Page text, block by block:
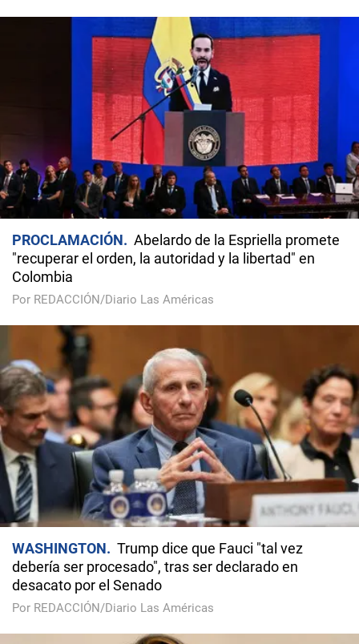
PROCLAMACIÓN
Abelardo de la Espriella promete
"recuperar el orden, la autoridad y la libertad" en
Colombia
Por REDACCIÓN/Diario Las Américas
WASHINGTON
Trump dice que Fauci "tal vez
debería ser procesado", tras ser declarado en
desacato por el Senado
Por REDACCIÓN/Diario Las Américas